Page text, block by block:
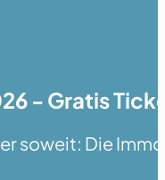
- Gratis
soweit: Die